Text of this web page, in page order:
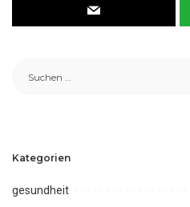
Kategorien
gesundheit